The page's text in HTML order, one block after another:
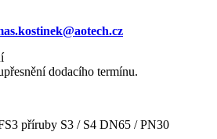
dodacího termínu.
příruby S3 / S4 DN65 / PN30